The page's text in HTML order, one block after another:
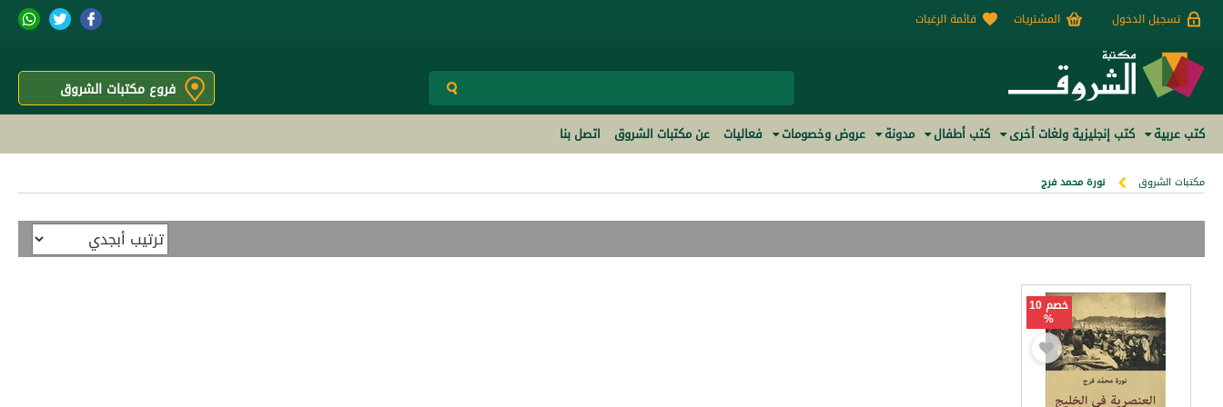
تسجيل الدخول المشتريات قائمة الرغبات
فروع مكتبات الشروق
كتب عربية كتب إنجليزية ولغات أخرى كتب أطفال مدونة عروض وخصومات فعاليات عن مكتبات الشروق اتصل بنا
مكتبات الشروق نورة محمد فرج
خصم 10
%